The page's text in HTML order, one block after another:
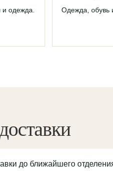
одежда. Одежда, обувь
до ближайшего